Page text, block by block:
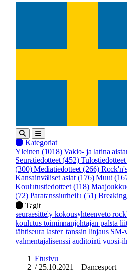
Kategoriat
Yleinen (1018) Vakio- ja
Seuratiedotteet (452) Tulostiedotteet
(300) Mediatiedotteet (266)
Kansainväliset asiat (176) Muut
Koulutustiedotteet (118)
(72) Paratanssiurheilu (51) Breaking
Tagit
seuraesittely kokousyhteenveto
koulutus toiminnanjohtajan palsta
tähtiseura lasten tanssin linjaus SM-
valmentajalisenssi auditointi vuosi-
Etusivu
/ 25.10.2021 – Dancesport